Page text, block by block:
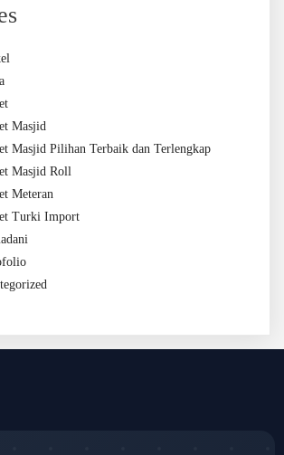
Masjid
Masjid Pilihan Terbaik dan Terlengkap
Masjid Roll
Meteran
Turki Import